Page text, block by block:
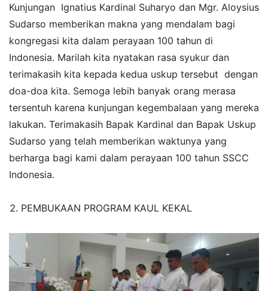
Kunjungan Ignatius Kardinal Suharyo dan Mgr. Aloysius
Sudarso memberikan makna yang mendalam bagi
kongregasi kita dalam perayaan 100 tahun di
Indonesia. Marilah kita nyatakan rasa syukur dan
terimakasih kita kepada kedua uskup tersebut dengan
doa-doa kita. Semoga lebih banyak orang merasa
tersentuh karena kunjungan kegembalaan yang mereka
lakukan. Terimakasih Bapak Kardinal dan Bapak Uskup
Sudarso yang telah memberikan waktunya yang
berharga bagi kami dalam perayaan 100 tahun SSCC
Indonesia.
PEMBUKAAN PROGRAM KAUL KEKAL